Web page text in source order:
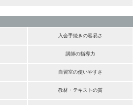
入会手続きの容易さ
講師の指導力
自習室の使いやすさ
教材・テキストの質